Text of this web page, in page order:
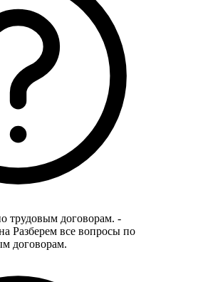
трудовым договорам. -
Разберем все вопросы по
договорам.